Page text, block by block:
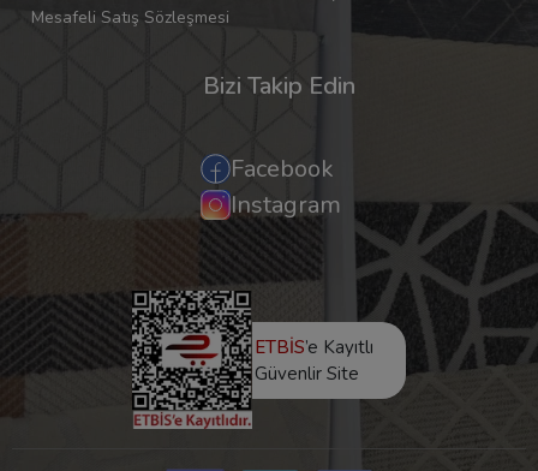
Mesafeli Satış Sözleşmesi
Bizi Takip Edin
Facebook
Instagram
ETBİS’e Kayıtlı
Güvenlir Site